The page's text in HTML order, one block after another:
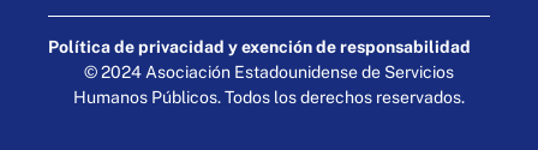
Política de privacidad y exención de responsabilidad
© 2024 Asociación Estadounidense de Servicios
Humanos Públicos. Todos los derechos reservados.